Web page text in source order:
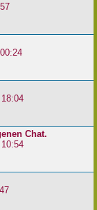
Chat.